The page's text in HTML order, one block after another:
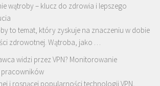
wątroby – klucz do zdrowia i lepszego
to temat, który zyskuje na znaczeniu w dobie
zdrowotnej. Wątroba, jako …
widzi przez VPN? Monitorowanie
i rosnącej popularności technologii VPN,